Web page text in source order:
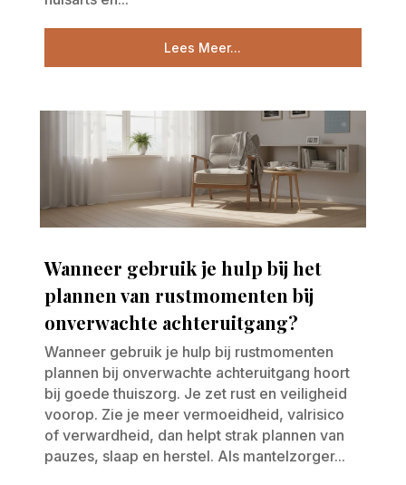
Lees Meer...
Wanneer gebruik je hulp bij het
plannen van rustmomenten bij
onverwachte achteruitgang?
Wanneer gebruik je hulp bij rustmomenten
plannen bij onverwachte achteruitgang hoort
bij goede thuiszorg. Je zet rust en veiligheid
voorop. Zie je meer vermoeidheid, valrisico
of verwardheid, dan helpt strak plannen van
pauzes, slaap en herstel. Als mantelzorger...